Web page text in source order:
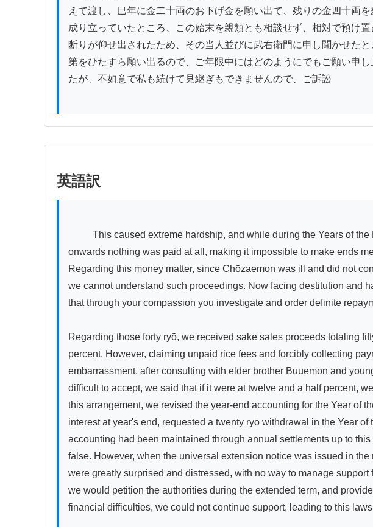
えて渡し、巳年に金二十両のお下げ金を願い出て、残りの金四十両
成り立っていたところ、この始末を親類とも相談せず、相対で預け
断りが仰せ出されたため、その当人並びに武右衛門に申し聞かせた
第をひたすら願い出るので、ご年限中にはどのようにでもご願い申
たが、不如意で私も続けて見継ぎもできませんので、ご訴訟
英語訳
onwards nothing was paid at all, making it impossible to make ends
Regarding this money matter, since Chōzaemon was ill and did not
we cannot understand such proceedings. Now facing destitution and
that through your compassion you investigate and order definite
Regarding those forty ryō, we received sake sales proceeds totaling
percent. However, claiming unpaid rice fees and forcibly collecting
embarrassment, after consulting with elder brother Buuemon and
difficult to accept, we said that if it were at twelve and a half percent,
this arrangement, we revised the year-end accounting for the Year of
interest at year's end, requested a twenty ryō withdrawal in the Year
accounting had been maintained through annual settlements up to
false. However, when the universal extension notice was issued in
were greatly surprised and distressed, with no way to manage
we would petition the authorities during the extended term, and
financial difficulties, we could not continue support, leading to this